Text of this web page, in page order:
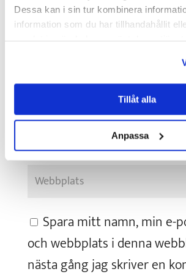
Dessa kan i sin tur kombinera
information som du har tillhandahållit
Tillåt alla
Anpassa
Spara mitt namn, min e-
och webbplats i denna
nästa gång jag skriver en